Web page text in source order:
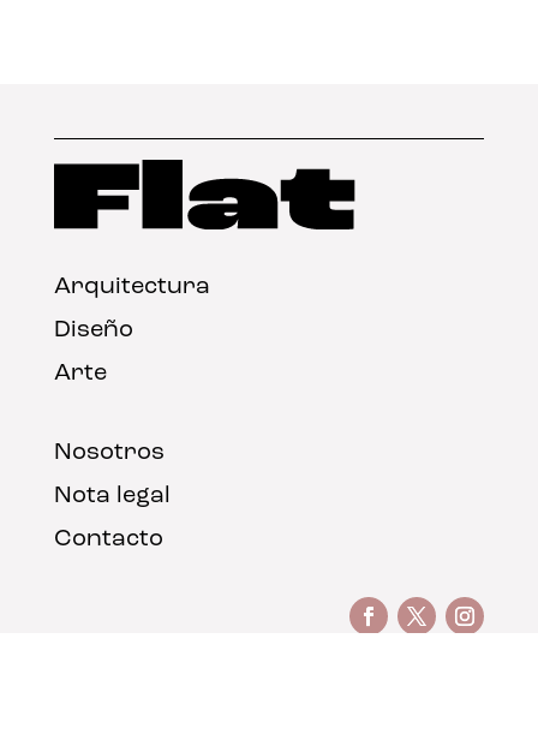
Arquitectura
Diseño
Arte
Nosotros
Nota legal
Contacto